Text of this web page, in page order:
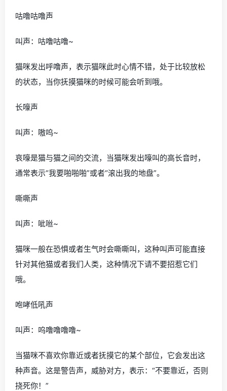
咕噜咕噜声
叫声：咕噜咕噜~
猫咪发出呼噜声，表示猫咪此时心情不错，处于比较放松
的状态，当你抚摸猫咪的时候可能会听到哦。
长嚎声
叫声：嗷呜~
哀嚎是猫与猫之间的交流，当猫咪发出嚎叫的高长音时，
通常表示“我要啪啪啪”或者“滚出我的地盘”。
嘶嘶声
叫声：呲咝~
猫咪一般在恐惧或者生气时会嘶嘶叫，这种叫声可能直接
针对其他猫或者我们人类，这种情况下请不要招惹它们
哦。
咆哮低吼声
叫声：呜噜噜噜噜~
当猫咪不喜欢你靠近或者抚摸它的某个部位，它会发出这
种声音。这是警告声，威胁对方，表示：“不要靠近，否则
挠死你！”